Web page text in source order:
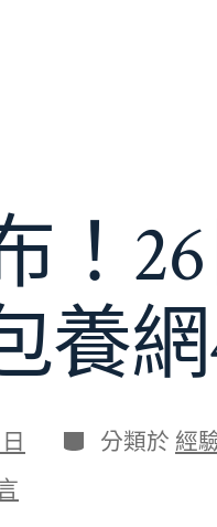
！
養網
分
類
分類於 經